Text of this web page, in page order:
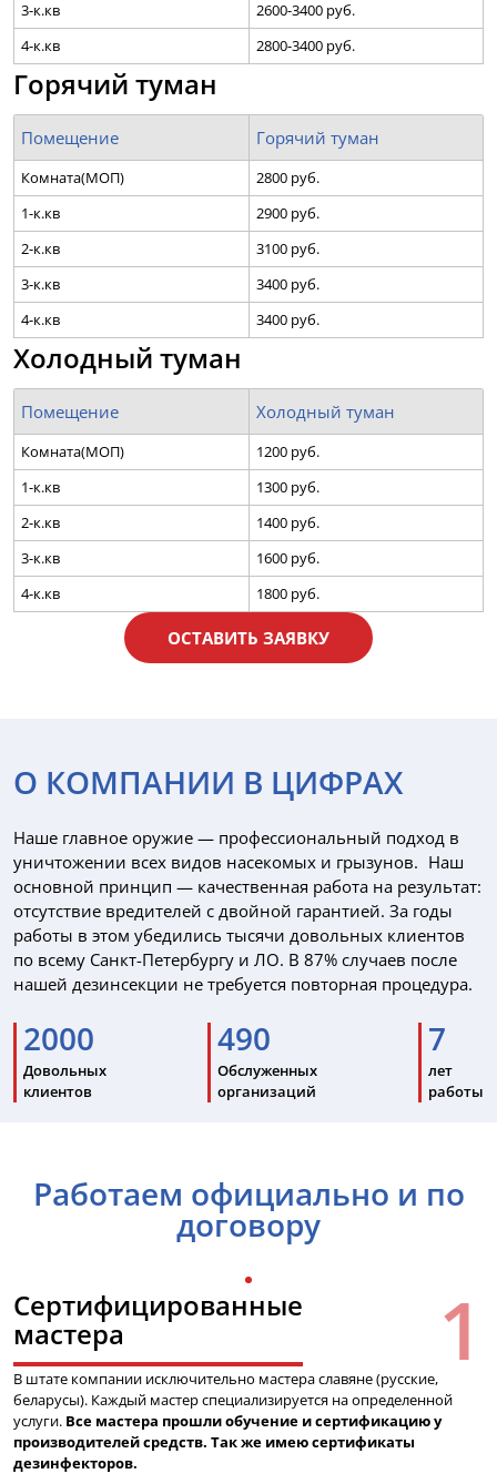
3-к.кв
2600-3400 руб.
4-к.кв
2800-3400 руб.
Горячий туман
Помещение Горячий туман
Комната(МОП)
2800 руб.
1-к.кв
2900 руб.
2-к.кв
3100 руб.
3-к.кв
3400 руб.
4-к.кв
3400 руб.
Холодный туман
Помещение Холодный туман
Комната(МОП)
1200 руб.
1-к.кв
1300 руб.
2-к.кв
1400 руб.
3-к.кв
1600 руб.
4-к.кв
1800 руб.
ОСТАВИТЬ ЗАЯВКУ
О КОМПАНИИ В ЦИФРАХ
Наше главное оружие — профессиональный подход в
уничтожении всех видов насекомых и грызунов. Наш
основной принцип — качественная работа на результат:
отсутствие вредителей с двойной гарантией. За годы
работы в этом убедились тысячи довольных клиентов
по всему Санкт-Петербургу и ЛО. В 87% случаев после
нашей дезинсекции не требуется повторная процедура.
2000
Довольных
клиентов
490
Обслуженных
организаций
7
лет
работы
Работаем официально и по
договору
Сертифицированные
мастера
В штате компании исключительно мастера славяне (русские,
беларусы). Каждый мастер специализируется на определенной
услуги. Все мастера прошли обучение и сертификацию у
производителей средств. Так же имею сертификаты
дезинфекторов.